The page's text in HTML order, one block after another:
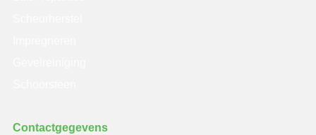
Contactgegevens